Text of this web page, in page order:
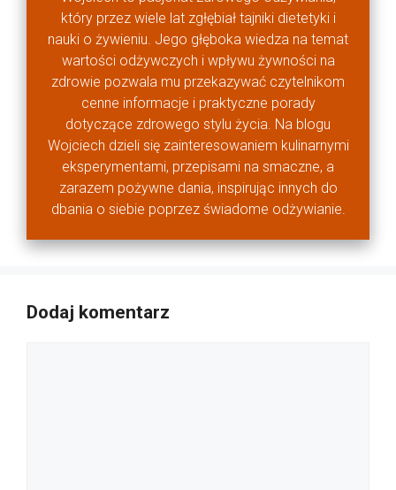
który przez wiele lat zgłębiał tajniki dietetyki i
nauki o żywieniu. Jego głęboka wiedza na temat
wartości odżywczych i wpływu żywności na
zdrowie pozwala mu przekazywać czytelnikom
cenne informacje i praktyczne porady
dotyczące zdrowego stylu życia. Na blogu
Wojciech dzieli się zainteresowaniem kulinarnymi
eksperymentami, przepisami na smaczne, a
zarazem pożywne dania, inspirując innych do
dbania o siebie poprzez świadome odżywianie.
Dodaj komentarz